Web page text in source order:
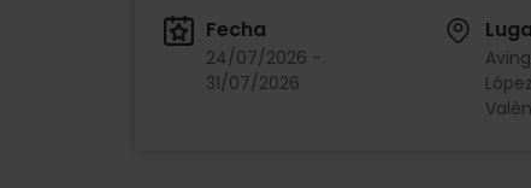
Fecha
24/07/2026 -
31/07/2026